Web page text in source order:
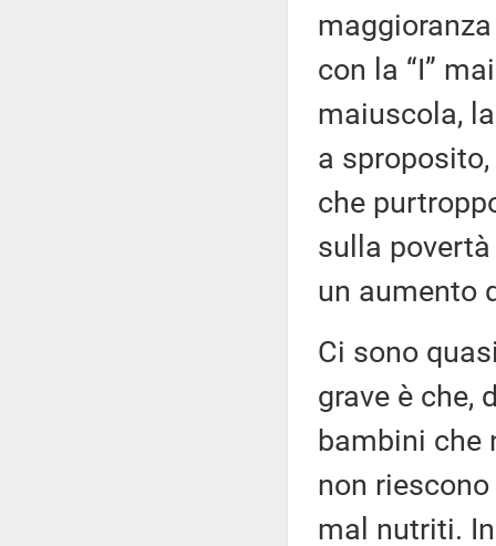
con la “I”
maiuscola,
a
che
sulla
un aumento
Ci sono
grave è che,
bambini che
non
mal nutriti.